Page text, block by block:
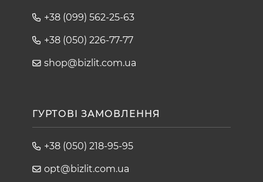
жизнь области вычисления ", а в 1999 - Стивенсоновскую
обеспечения ".
+38 (099) 562-25-63
+38 (050) 226-77-77
shop@bizlit.com.ua
ГУРТОВІ ЗАМОВЛЕННЯ
+38 (050) 218-95-95
opt@bizlit.com.ua